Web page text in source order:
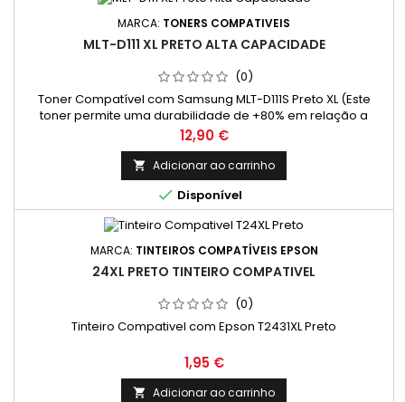
MARCA: TONERS COMPATIVEIS
MLT-D111 XL PRETO ALTA CAPACIDADE
(0)
Toner Compatível com Samsung MLT-D111S Preto XL (Este
toner permite uma durabilidade de +80% em relação a
versão original normal)
Preço
12,90 €
 Adicionar ao carrinho
 Disponível
MARCA: TINTEIROS COMPATÍVEIS EPSON
24XL PRETO TINTEIRO COMPATIVEL
(0)
Tinteiro Compativel com Epson T2431XL Preto
Preço
1,95 €
 Adicionar ao carrinho